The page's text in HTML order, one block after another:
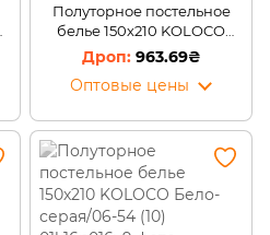
Полуторное постельное
белье 150х210 KOLOCO
Бежевая/06-54 (12)
963.69₴
Оптовые цены